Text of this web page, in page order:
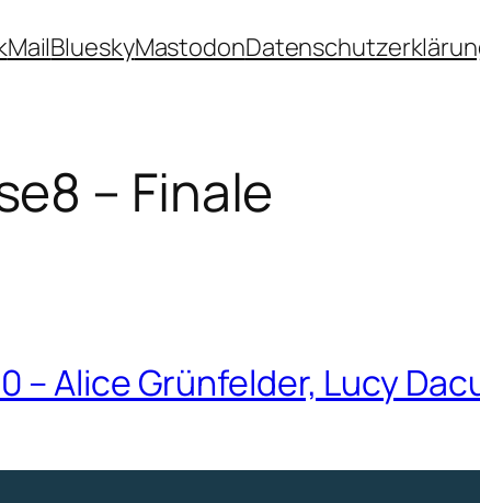
MailBlueskyMastodon
– Finale
– Alice Grünfelder, Lucy